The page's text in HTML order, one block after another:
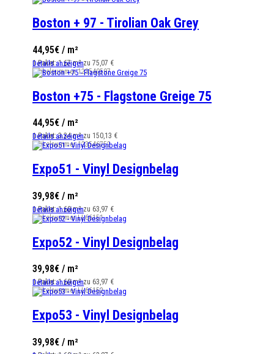
Boston + 97 - Tirolian Oak Grey
44,95€ / m²
1 Paket: 1.67 m² zu 75,07 €
Artikelnummer 123540597
Details anzeigen
Boston +75 - Flagstone Greige 75
44,95€ / m²
1 Paket: 3.34 m² zu 150,13 €
Artikelnummer 123546752
Details anzeigen
Expo51 - Vinyl Designbelag
39,98€ / m²
1 Paket: 1.60 m² zu 63,97 €
Artikelnummer LL66151
Details anzeigen
Expo52 - Vinyl Designbelag
39,98€ / m²
1 Paket: 1.60 m² zu 63,97 €
Artikelnummer LL66152
Details anzeigen
Expo53 - Vinyl Designbelag
39,98€ / m²